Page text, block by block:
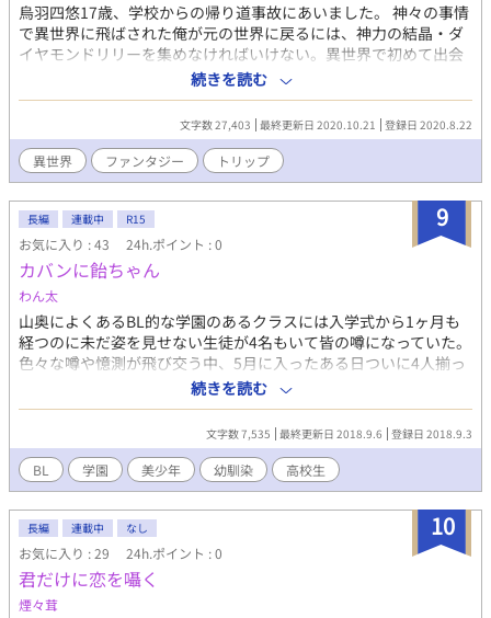
烏羽四悠17歳、学校からの帰り道事故にあいました。 神々の事情
で異世界に飛ばされた俺が元の世界に戻るには、神力の結晶・ダ
イヤモンドリリーを集めなければいけない。異世界で初めて出会
ったのが王子で、しかも俺の運命の相手！？でもこの生意気少
年、顔は可愛くて好みだけど性格が気に食わない…運命の相手チ
ェンジで！！ 異世界トリップBL。複数のcpが出ますが全て固定。
主人公×我儘ツンデレ王子 性描写はだいぶ先。 BeLoveで雪華名
義でupしていたものです。未完結。
続きを読む
文字数 27,403 最終更新日 2020.10.21 登録日 2020.8.22
異世界 ファンタジー トリップ
9
長編 連載中 R15
お気に入り : 43 24h.ポイント : 0
カバンに飴ちゃん
わん太
山奥によくあるBL的な学園のあるクラスには入学式から1ヶ月も
経つのに未だ姿を見せない生徒が4名もいて皆の噂になっていた。
色々な噂や憶測が飛び交う中、5月に入ったある日ついに4人揃っ
て登校してきた。美形揃いの4人と何故かもう1人、異彩を放つ5
人目の人物が含まれていた 他サイトで似たような設定の未完結の
作品がありましたら、それは書き散らして放置した昔の私自身の
作品である可能性がが高いと思われます。ご了承ください。 今度
こそは完結まで頑張りたいのでゆっくりですがよろしくお願いし
ます。
続きを読む
文字数 7,535 最終更新日 2018.9.6 登録日 2018.9.3
BL 学園 美少年 幼馴染 高校生
10
長編 連載中 なし
お気に入り : 29 24h.ポイント : 0
君だけに恋を囁く
煙々茸